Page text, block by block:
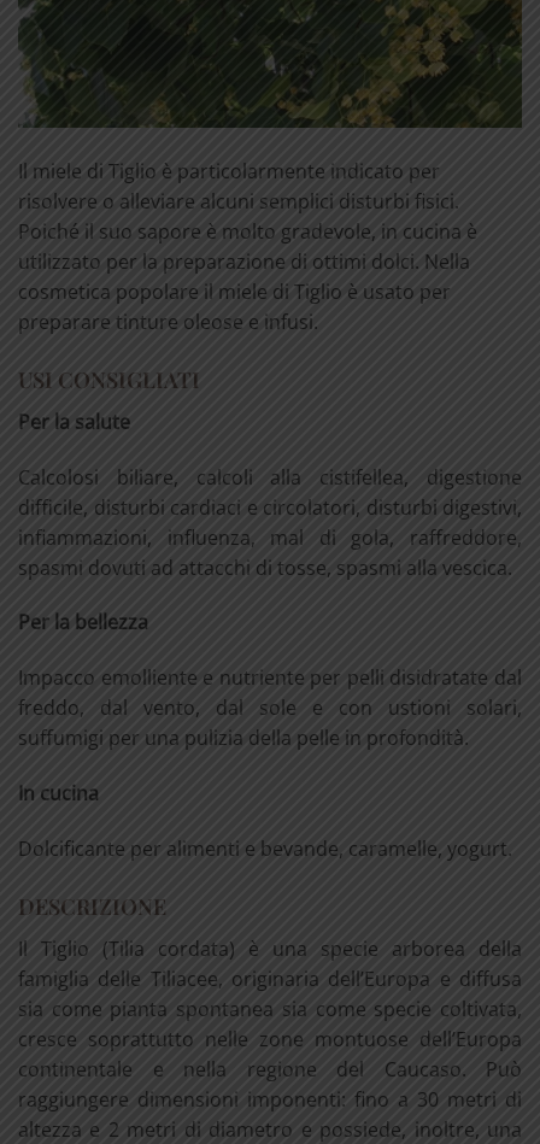
Il miele di Tiglio è particolarmente indicato per
risolvere o alleviare alcuni semplici disturbi fisici.
Poiché il suo sapore è molto gradevole, in cucina è
utilizzato per la preparazione di ottimi dolci. Nella
cosmetica popolare il miele di Tiglio è usato per
preparare tinture oleose e infusi.
USI CONSIGLIATI
Per la salute
Calcolosi biliare, calcoli alla cistifellea, digestione
difficile, disturbi cardiaci e circolatori, disturbi digestivi,
infiammazioni, influenza, mal di gola, raffreddore,
spasmi dovuti ad attacchi di tosse, spasmi alla vescica.
Per la bellezza
Impacco emolliente e nutriente per pelli disidratate dal
freddo, dal vento, dal sole e con ustioni solari,
suffumigi per una pulizia della pelle in profondità.
In cucina
Dolcificante per alimenti e bevande, caramelle, yogurt.
DESCRIZIONE
Il Tiglio (Tilia cordata) è una specie arborea della
famiglia delle Tiliacee, originaria dell’Europa e diffusa
sia come pianta spontanea sia come specie coltivata,
cresce soprattutto nelle zone montuose dell’Europa
continentale e nella regione del Caucaso. Può
raggiungere dimensioni imponenti: fino a 30 metri di
altezza e 2 metri di diametro e possiede, inoltre, una